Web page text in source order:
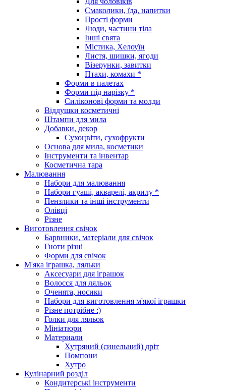
Смаколики, їда, напитки
Прості форми
Люди, частини тіла
Інші свята
Містика, Хелоуїн
Листя, шишки, ягоди
Візерунки, завитки
Птахи, комахи *
Форми в палетах
Форми під нарізку *
Силіконові форми та молди
Віддушки косметичні
Штампи для мила
Добавки, декор
Сухоцвіти, сухофрукти
Основа для мила, косметики
Інструменти та інвентар
Косметична тара
Малювання
Набори для малювання
Набори гуаші, акварелі, акрилу *
Пензлики та інші інструменти
Олівці
Різне
Виготовлення свічок
Барвники, матеріали для свічок
Гноти різні
Форми для свічок
М'яка іграшка, ляльки
Аксесуари для іграшок
Волосся для ляльок
Оченята, носики
Набори для виготовлення м'якої іграшки
Різне потрібне :)
Голки для ляльок
Мініатюри
Материали
Хутряний (синельний) дріт
Помпони
Хутро
Кулінарний розділ
Кондитерські інструменти